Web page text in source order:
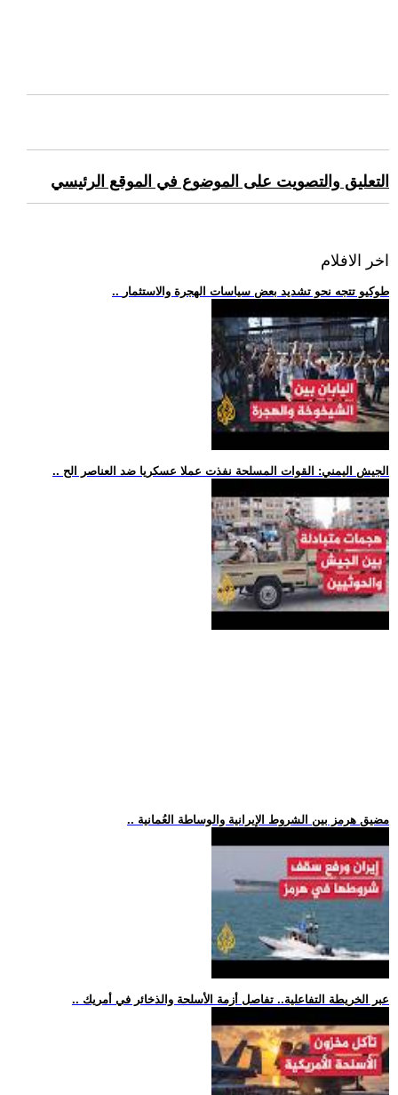
التعليق والتصويت على الموضوع في الموقع الرئيسي
اخر الافلام
.. طوكيو تتجه نحو تشديد بعض سياسات الهجرة والاستثمار
.. الجيش اليمني: القوات المسلحة نفذت عملا عسكريا ضد العناصر الح
.. مضيق هرمز بين الشروط الإيرانية والوساطة العُمانية
.. عبر الخريطة التفاعلية.. تفاصل أزمة الأسلحة والذخائر في أمريك